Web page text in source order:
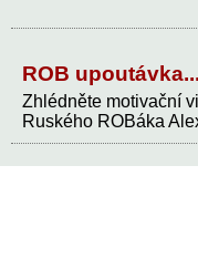
ROB upoutávka...
Zhlédněte motivační
Ruského ROBáka